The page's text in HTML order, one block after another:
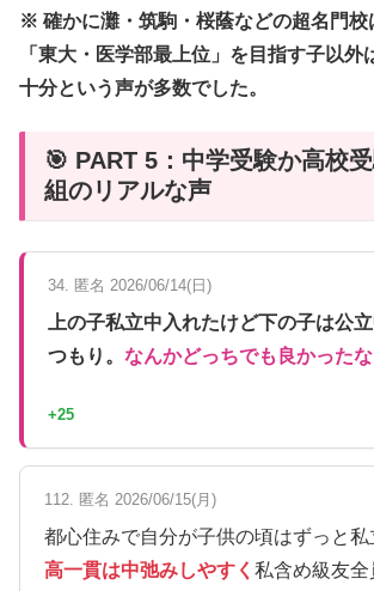
※ 確かに灘・筑駒・桜蔭などの超名門校
「東大・医学部最上位」を目指す子以外
十分という声が多数でした。
🎯 PART 5：中学受験か高校
組のリアルな声
34. 匿名 2026/06/14(日)
上の子私立中入れたけど下の子は公
つもり。 なんかどっちでも良かった
+25
112. 匿名 2026/06/15(月)
都心住みで自分が子供の頃はずっと私
高一貫は中弛みしやすく 私含め級友